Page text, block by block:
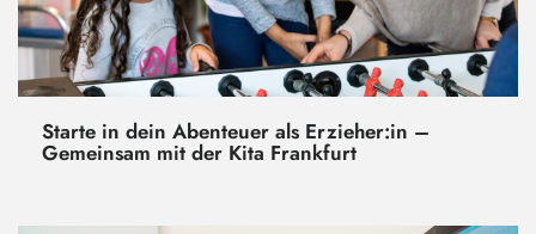
Starte in dein Abenteuer als Erzieher:in –
Gemeinsam mit der Kita Frankfurt